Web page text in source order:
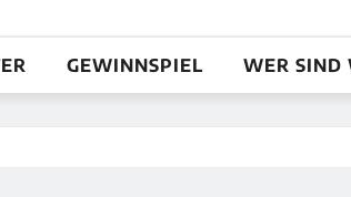
GEWINNSPIEL WER SIND